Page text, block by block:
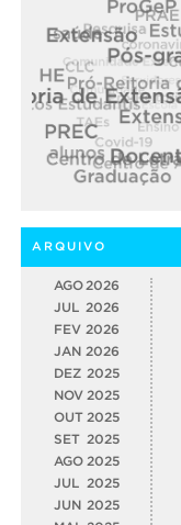
ARQUIVO
AGO 2026
JUL 2026
FEV 2026
JAN 2026
DEZ 2025
NOV 2025
OUT 2025
SET 2025
AGO 2025
JUL
2025
JUN 2025